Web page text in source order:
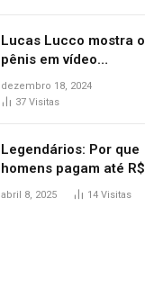
Lucas Lucco mostra o
pênis em vídeo
tomando banho, apaga
post e diz ‘foi mal’
dezembro 18, 2024
37 Visitas
Legendários: Por que
homens pagam até R$
81 mil para subir
abril 8, 2025 14 Visitas